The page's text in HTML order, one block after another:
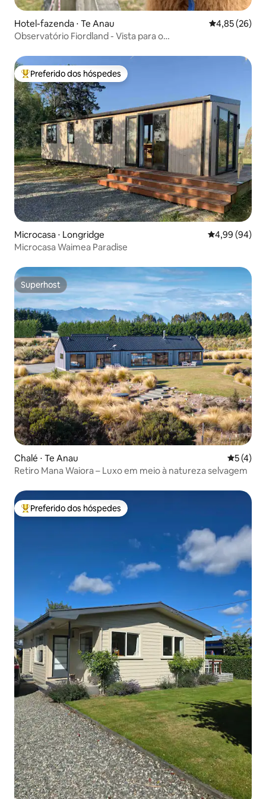
Hotel-fazenda ⋅ Te Anau 4,85 de uma
4,85 (26)
Observatório Fiordland - Vista para o
Entre os melhores preferidos dos hóspedes
Preferido dos hóspedes
Microcasa ⋅ Longridge 4,99 de uma
4,99 (94)
Microcasa Waimea Paradise
Superhost
Superhost
Chalé ⋅ Te Anau 5 de
5 (4)
Retiro Mana Waiora – Luxo em meio à natureza selvagem
Entre os melhores preferidos dos hóspedes
Preferido dos hóspedes